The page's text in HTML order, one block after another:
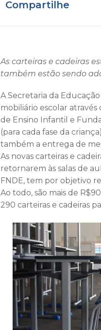
Compartilhe
As carteiras e cadeiras
também estão sendo
A Secretaria da
mobiliário escolar através
de Ensino Infantil e
(para cada fase da
também a entrega de
As novas carteiras e
retornarem às salas de
FNDE, tem por objetivo
Ao todo, são mais de
290 carteiras e cadeiras